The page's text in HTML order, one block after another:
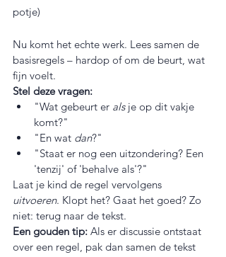
potje)
Nu komt het echte werk. Lees samen de
basisregels – hardop of om de beurt, wat
fijn voelt.
Stel deze vragen:
"Wat gebeurt er als je op dit vakje
komt?"
"En wat dan?"
"Staat er nog een uitzondering? Een
'tenzij' of 'behalve als'?"
Laat je kind de regel vervolgens
uitvoeren. Klopt het? Gaat het goed? Zo
niet: terug naar de tekst.
Een gouden tip: Als er discussie ontstaat
over een regel, pak dan samen de tekst